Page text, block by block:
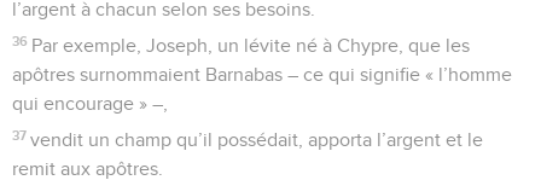
l’argent à chacun selon ses besoins.
36 Par exemple, Joseph, un lévite né à Chypre, que les
apôtres surnommaient Barnabas – ce qui signifie « l’homme
qui encourage » –,
37 vendit un champ qu’il possédait, apporta l’argent et le
remit aux apôtres.